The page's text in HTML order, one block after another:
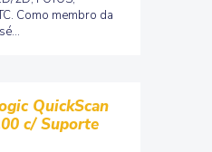
Como membro da
sé...
QuickScan
c/ Suporte